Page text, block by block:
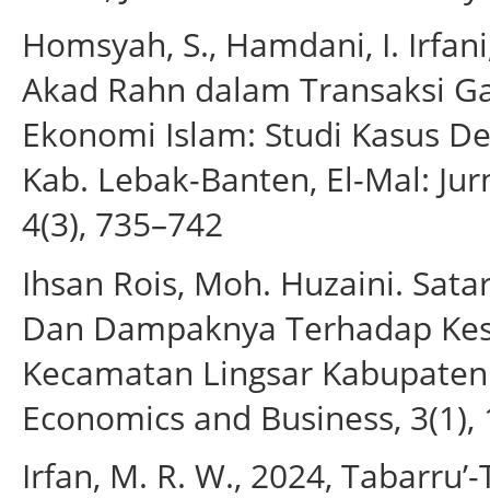
Homsyah, S., Hamdani, I.
Akad Rahn dalam Transaksi
Ekonomi Islam: Studi Kasus
Kab. Lebak-Banten, El-Mal:
4(3), 735–742
Ihsan Rois, Moh. Huzaini.
Dan Dampaknya Terhadap
Kecamatan Lingsar
Economics and Business, 3(1),
Irfan, M. R. W., 2024,